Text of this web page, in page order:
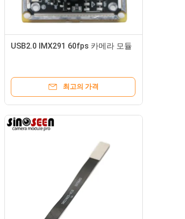
USB2.0 IMX291 60fps 카메라 모듈
최고의 가격